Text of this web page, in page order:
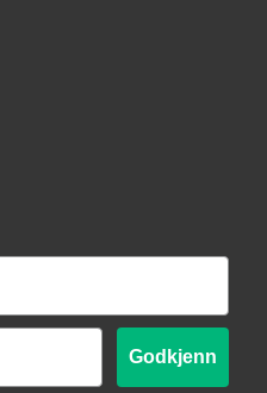
Godkjenn